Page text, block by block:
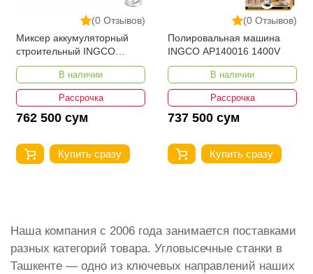
(0 Отзывов)
Миксер аккумуляторный
строительный INGCO
MXLI2001
В наличии
Рассрочка
762 500 сум
Купить сразу
(0 Отзывов)
Полировальная машина
INGCO AP140016 1400V
В наличии
Рассрочка
737 500 сум
Купить сразу
Наша компания с 2006 года занимается поставками
разных категорий товара. Угловысечные станки в
Ташкенте — одно из ключевых направлений наших